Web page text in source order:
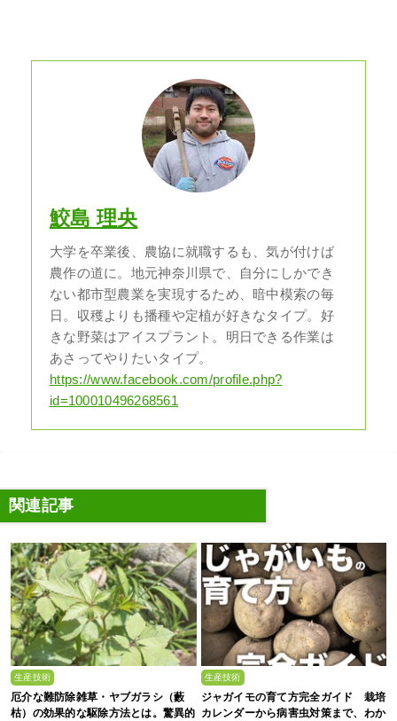
鮫島 理央
大学を卒業後、農協に就職するも、気が付けば
農作の道に。地元神奈川県で、自分にしかでき
ない都市型農業を実現するため、暗中模索の毎
日。収穫よりも播種や定植が好きなタイプ。好
きな野菜はアイスプラント。明日できる作業は
あさってやりたいタイプ。
https://www.facebook.com/profile.php?
id=100010496268561
関連記事
生産技術
厄介な難防除雑草・ヤブガラシ（藪
枯）の効果的な駆除方法とは。驚異的
生産技術
ジャガイモの育て方完全ガイド 栽培
カレンダーから病害虫対策まで、わか